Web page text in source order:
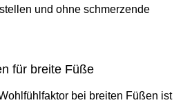
und ohne schmerzende
für breite Füße
bei breiten Füßen ist